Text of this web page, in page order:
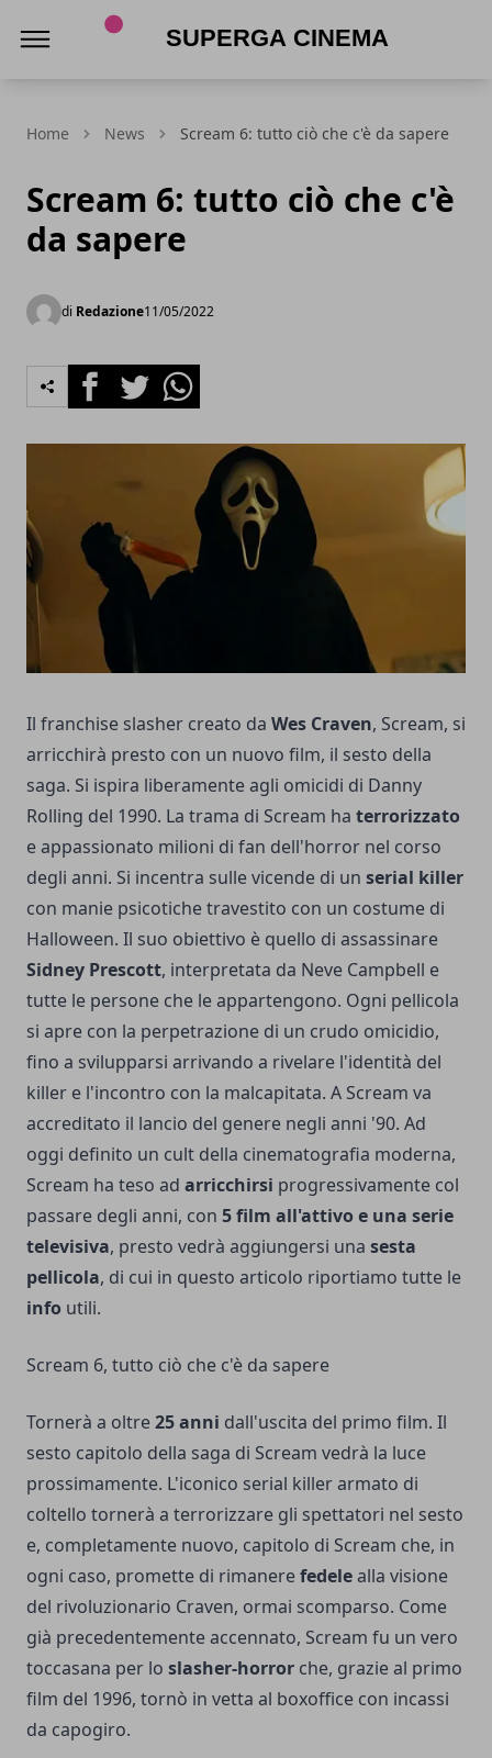
Home News Scream 6: tutto ciò che c'è da sapere
Scream 6: tutto ciò che c'è
da sapere
di Redazione11/05/2022
FacebookTwitterWhatsapp
Il franchise slasher creato da Wes Craven, Scream, si
arricchirà presto con un nuovo film, il sesto della
saga. Si ispira liberamente agli omicidi di Danny
Rolling del 1990. La trama di Scream ha terrorizzato
e appassionato milioni di fan dell'horror nel corso
degli anni. Si incentra sulle vicende di un serial killer
con manie psicotiche travestito con un costume di
Halloween. Il suo obiettivo è quello di assassinare
Sidney Prescott, interpretata da Neve Campbell e
tutte le persone che le appartengono. Ogni pellicola
si apre con la perpetrazione di un crudo omicidio,
fino a svilupparsi arrivando a rivelare l'identità del
killer e l'incontro con la malcapitata. A Scream va
accreditato il lancio del genere negli anni '90. Ad
oggi definito un cult della cinematografia moderna,
Scream ha teso ad arricchirsi progressivamente col
passare degli anni, con 5 film all'attivo e una serie
televisiva, presto vedrà aggiungersi una sesta
pellicola, di cui in questo articolo riportiamo tutte le
info utili.
Scream 6, tutto ciò che c'è da sapere
Tornerà a oltre25 anni dall'uscita del primo film. Il
sesto capitolo della saga di Scream vedrà la luce
prossimamente. L'iconico serial killer armato di
coltello tornerà a terrorizzare gli spettatori nel sesto
e, completamente nuovo, capitolo di Scream che, in
ogni caso, promette di rimanerefedelealla visione
del rivoluzionario Craven, ormai scomparso. Come
già precedentemente accennato, Scream fu un vero
toccasana per lo slasher-horror che, grazie al primo
film del 1996, tornò in vetta al boxoffice con incassi
da capogiro.